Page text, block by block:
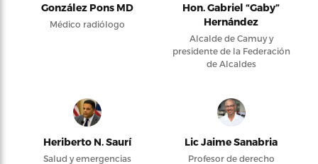
González Pons MD
Médico radiólogo
Hon. Gabriel “Gaby”
Hernández
Alcalde de Camuy y
presidente de la Federación
de Alcaldes
Heriberto N. Saurí
Salud y emergencias
Lic Jaime Sanabria
Profesor de derecho